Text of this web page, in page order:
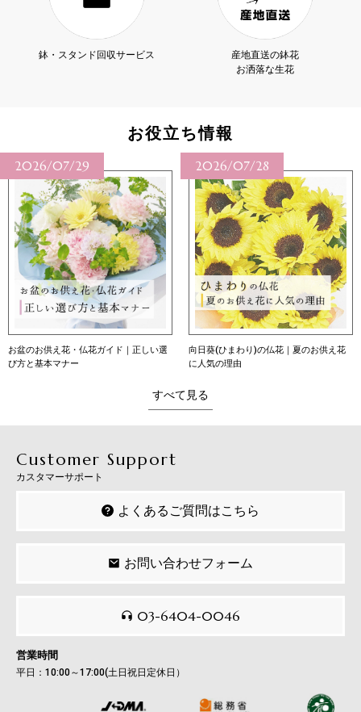
鉢・スタンド回収サービス
産地直送の鉢花
お洒落な生花
お役立ち情報
2026/07/28
向日葵(ひまわり)の仏花｜夏のお供え花
に人気の理由
2026/07/27
向日葵（ひまわり）の花言葉｜本数別の
意味・育て方・贈り方
すべて見る
Customer Support
カスタマーサポート
よくあるご質問はこちら
お問い合わせフォーム
03-6404-0046
営業時間
平日：10:00～17:00(土日祝日定休日）